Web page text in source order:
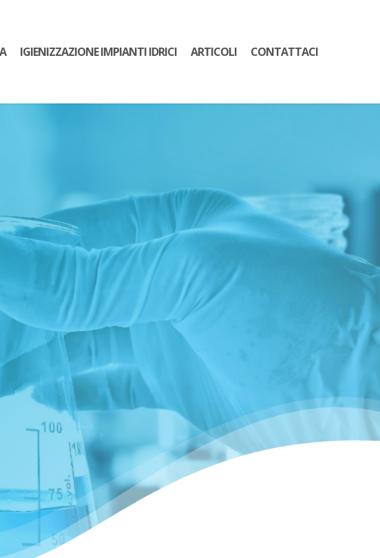
IGIENIZZAZIONE IMPIANTI IDRICI ARTICOLI CONTATTACI